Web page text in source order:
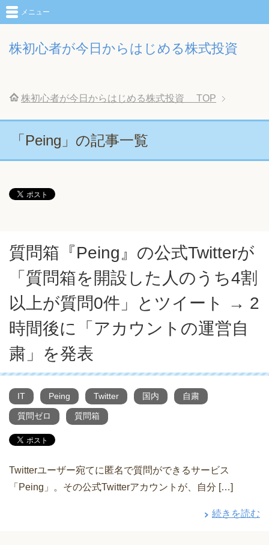
株初心者が今日からはじめる株式投資
メニュー
株初心者が今日からはじめる株式投資 TOP
「Peing」の記事一覧
質問箱『Peing』の公式Twitterが
「質問箱を開設した人のうち4割
以上が質問0件」とツイート → 2
時間後に「アカウントの運営自
粛」を発表
IT Peing Twitter 国内 自粛
質問ゼロ 質問箱
Twitterユーザー宛てに匿名で質問ができるサービス
「Peing」。その公式Twitterアカウントが、自分 […]
続きを読む